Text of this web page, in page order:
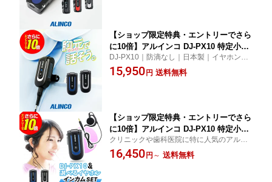
【ショップ限定特典・エントリーでさら
に10倍】アルインコ DJ-PX10 特定小電
力 トランシーバー / 免許不要 インカム
ラペルトーク ナノシーバー 小型 DJ-PX
DJ-PX10｜防滴なし｜日本製｜イヤホン専
用｜胸元、襟に装着する超近距離向けミニ
トランシーバー！歯科医院、クリニックに
15,950 円 送料無料
【ショップ限定特典・エントリーでさら
に10倍】アルインコ DJ-PX10 特定小電
力 トランシーバー インカム セット (+
純正イヤホン 付き) 業務用 無線機 小型 |
クリニックや歯科医院に特に人気のアルイ
ンコの超小型シリーズモデル「DJ-PX10」
とイヤホンをセット価格にしました。イヤ
16,450 円 ～ 送料無料